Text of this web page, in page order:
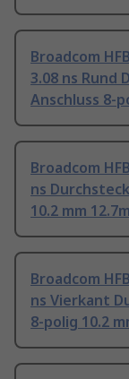
Broadcom
3.08 ns Rund
Anschluss 8-
Broadcom
ns
10.2 mm
Broadcom
ns Vierkant
8-polig 10.2